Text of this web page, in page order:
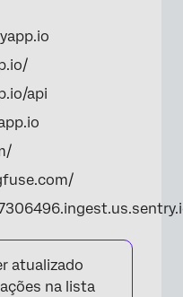
api
atualizado
na lista